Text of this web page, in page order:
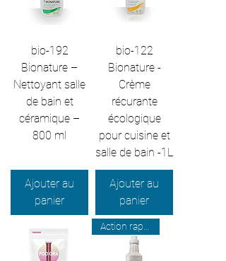
bio-192
Bionature –
Nettoyant salle
de bain et
céramique –
800 ml
Ajouter au
panier
bio-122
Bionature -
Crème
récurante
écologique
pour cuisine et
salle de bain -1L
Ajouter au
panier